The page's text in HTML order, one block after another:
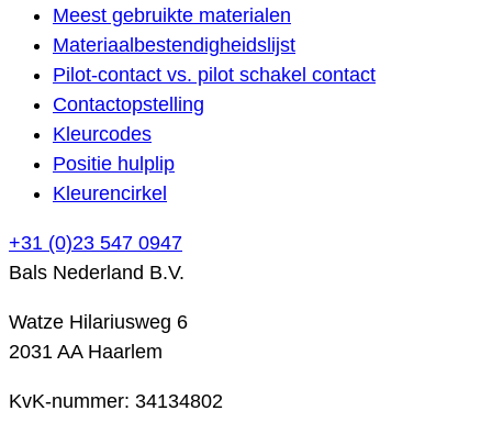
Meest gebruikte materialen
Materiaalbestendigheidslijst
Pilot-contact vs. pilot schakel contact
Contactopstelling
Kleurcodes
Positie hulplip
Kleurencirkel
+31 (0)23 547 0947
Bals Nederland B.V.
Watze Hilariusweg 6
2031 AA Haarlem
KvK-nummer: 34134802